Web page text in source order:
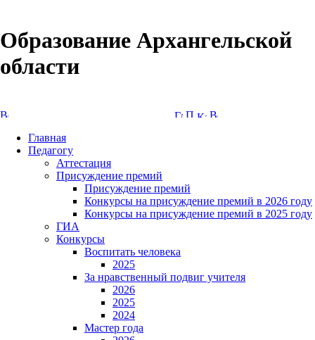
Образование Архангельской
области
Главная
Педагогу
Аттестация
Присуждение премий
Присуждение премий
Конкурсы на присуждение премий в 2026 году
Конкурсы на присуждение премий в 2025 году
ГИА
Конкурсы
Воспитать человека
2025
За нравственный подвиг учителя
2026
2025
2024
Мастер года